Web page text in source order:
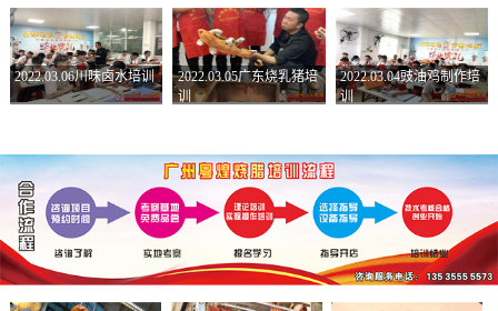
2022.03.06川味卤水培训
2022.03.05广东烧乳猪培
训
2022.03.04豉油鸡制作培
训